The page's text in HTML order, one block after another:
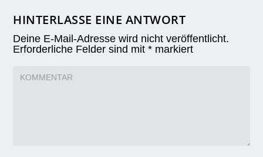
HINTERLASSE EINE ANTWORT
Deine E-Mail-Adresse wird nicht veröffentlicht.
Erforderliche Felder sind mit* markiert